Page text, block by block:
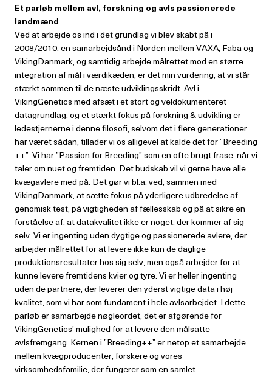
Et parløb mellem avl, forskning og avls passionerede
landmænd
Ved at arbejde os ind i det grundlag vi blev skabt på i
2008/2010, en samarbejdsånd i Norden mellem VÄXA, Faba og
VikingDanmark, og samtidig arbejde målrettet mod en større
integration af mål i værdikæden, er det min vurdering, at vi står
stærkt sammen til de næste udviklingsskridt. Avl i
VikingGenetics med afsæt i et stort og veldokumenteret
datagrundlag, og et stærkt fokus på forskning & udvikling er
ledestjernerne i denne filosofi, selvom det i flere generationer
har været sådan, tillader vi os alligevel at kalde det for ”Breeding
++”. Vi har ”Passion for Breeding” som en ofte brugt frase, når vi
taler om nuet og fremtiden. Det budskab vil vi gerne have alle
kvægavlere med på. Det gør vi bl.a. ved, sammen med
VikingDanmark, at sætte fokus på yderligere udbredelse af
genomisk test, på vigtigheden af fællesskab og på at sikre en
forståelse af, at datakvalitet ikke er noget, der kommer af sig
selv. Vi er ingenting uden dygtige og passionerede avlere, der
arbejder målrettet for at levere ikke kun de daglige
produktionsresultater hos sig selv, men også arbejder for at
kunne levere fremtidens kvier og tyre. Vi er heller ingenting
uden de partnere, der leverer den yderst vigtige data i høj
kvalitet, som vi har som fundament i hele avlsarbejdet. I dette
parløb er samarbejde nøgleordet, det er afgørende for
VikingGenetics’ mulighed for at levere den målsatte
avlsfremgang. Kernen i ”Breeding++” er netop et samarbejde
mellem kvægproducenter, forskere og vores
virksomhedsfamilie, der fungerer som en samlet